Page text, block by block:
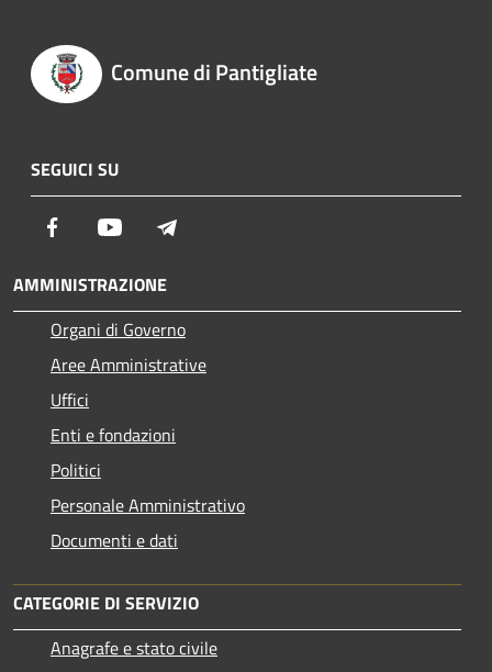
Comune di Pantigliate
SEGUICI SU
Facebook Youtube
AMMINISTRAZIONE
Organi di Governo
Aree Amministrative
Uffici
Enti e fondazioni
Politici
Personale Amministrativo
Documenti e dati
CATEGORIE DI SERVIZIO
Anagrafe e stato civile